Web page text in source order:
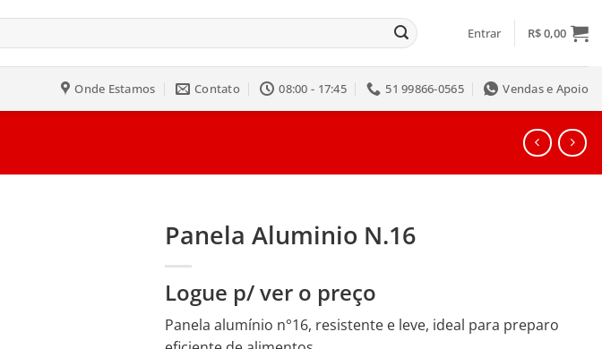
Entrar R$0,00
Onde Estamos Contato 08:00 - 17:45 51 99866-0565 Vendas e Apoio
Panela Aluminio N.16
Logue p/ ver o preço
Panela alumínio n°16, resistente e leve, ideal para preparo